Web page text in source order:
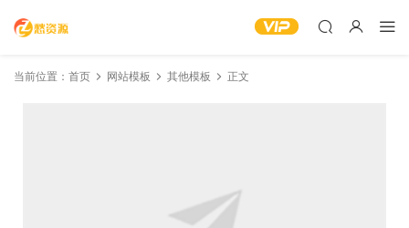
当前位置： 首页 网站模板 其他模板 正文